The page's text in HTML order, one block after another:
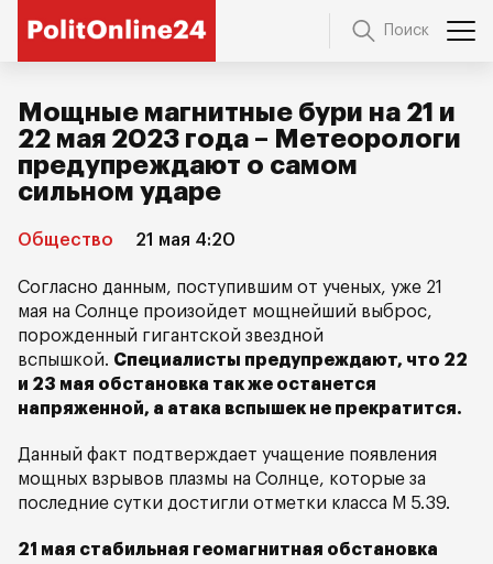
Поиск
Мощные магнитные бури на 21 и
22 мая 2023 года – Метеорологи
предупреждают о самом
сильном ударе
Общество 21 мая 4:20
Согласно данным, поступившим от ученых, уже 21
мая на Солнце произойдет мощнейший выброс,
порожденный гигантской звездной
вспышкой. Специалисты предупреждают, что 22
и 23 мая обстановка так же останется
напряженной, а атака вспышек не прекратится.
Данный факт подтверждает учащение появления
мощных взрывов плазмы на Солнце, которые за
последние сутки достигли отметки класса М 5.39.
21 мая стабильная геомагнитная обстановка